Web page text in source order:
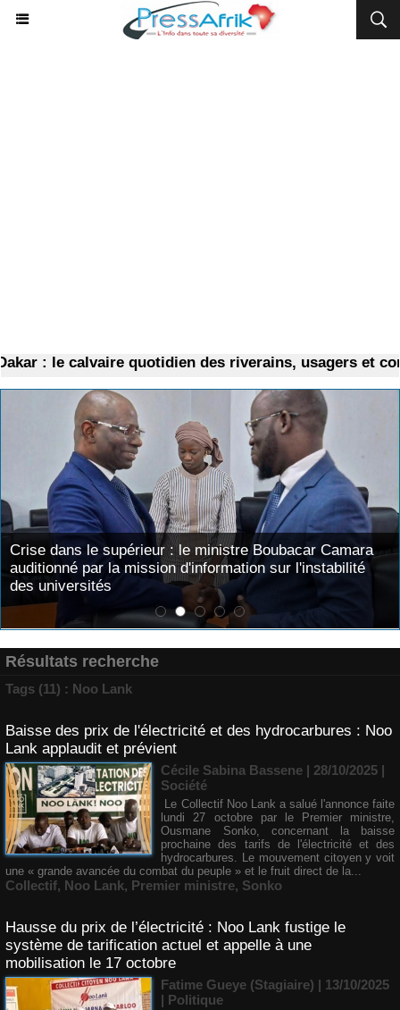
: le calvaire quotidien des riverains, usagers et
Crise dans le supérieur : le ministre Boubacar Camara
auditionné par la mission d'information sur l'instabilité
des universités
Résultats recherche
Tags (11) : Noo Lank
Baisse des prix de l'électricité et des hydrocarbures : Noo
Lank applaudit et prévient
Cécile Sabina Bassene | 28/10/2025 |
Société
Le Collectif Noo Lank a salué l'annonce faite
lundi 27 octobre par le Premier ministre,
Ousmane Sonko, concernant la baisse
prochaine des tarifs de l'électricité et des
hydrocarbures. Le mouvement citoyen y voit
une « grande avancée du combat du peuple » et le fruit direct de la...
Collectif, Noo Lank, Premier ministre, Sonko
Hausse du prix de l’électricité : Noo Lank fustige le
système de tarification actuel et appelle à une
mobilisation le 17 octobre
Fatime Gueye (Stagiaire) | 13/10/2025
| Politique